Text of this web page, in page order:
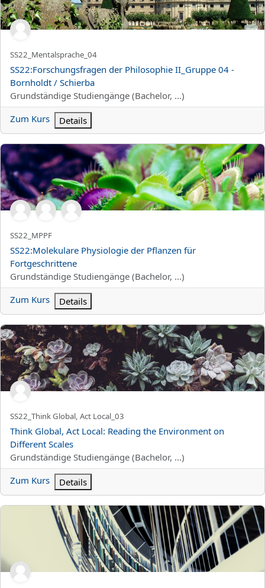
Kurzer Kursname
SS22_Mentalsprache_04
Kursname
SS22:Forschungsfragen der Philosophie II_Gruppe 04 -
Bornholdt / Schierba
Kursbereich
Grundständige Studiengänge (Bachelor, ...)
Zum Kurs
Details
SS22:Molekulare Physiologie der Pflanzen für Fortgeschrittene
Kurzer Kursname
SS22_MPPF
Kursname
SS22:Molekulare Physiologie der Pflanzen für
Fortgeschrittene
Kursbereich
Grundständige Studiengänge (Bachelor, ...)
Zum Kurs
Details
Think Global, Act Local: Reading the Environment on Different
Kurzer Kursname
SS22_Think Global, Act Local_03
Kursname
Think Global, Act Local: Reading the Environment on
Different Scales
Kursbereich
Grundständige Studiengänge (Bachelor, ...)
Zum Kurs
Details
SS22:Einführung in die historische Sprachwissenschaft des